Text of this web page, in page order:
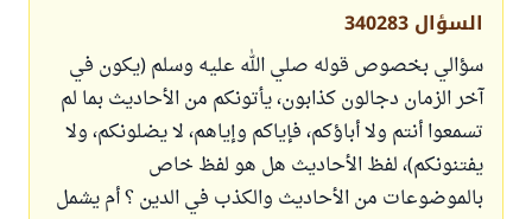
السؤال 340283
سؤالي بخصوص قوله صلي الله عليه وسلم (يكون في
آخر الزمان دجالون كذابون، يأتونكم من الأحاديث بما لم
تسمعوا أنتم ولا أباؤكم، فإياكم وإياهم، لا يضلونكم، ولا
يفتنونكم)، لفظ الأحاديث هل هو لفظ خاص
بالموضوعات من الأحاديث والكذب في الدين ؟ أم يشمل